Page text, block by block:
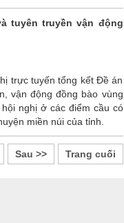
tuyên truyền vận động
trực tuyến tổng kết Đề án
vận động đồng bào vùng
nghị ở các điểm cầu có
miền núi của tỉnh.
Sau >> Trang cuối